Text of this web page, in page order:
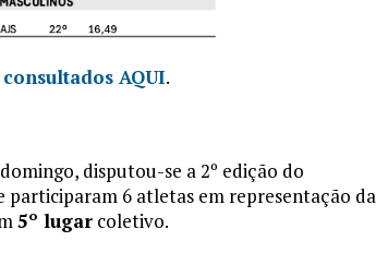
consultados AQUI.
disputou-se a 2º edição do
participaram 6 atletas em representação da
5º lugar coletivo.